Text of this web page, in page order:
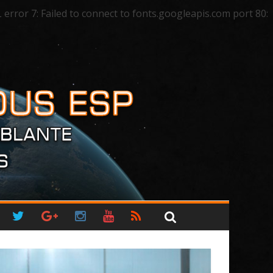
7: Failed to connect to fonts.googleapis.com port 80: